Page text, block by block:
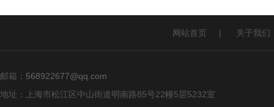
网站首页 | 关于我们
邮箱： 568922677@qq.com
地址：上海市松江区中山街道明南路85号22幢5层5232室